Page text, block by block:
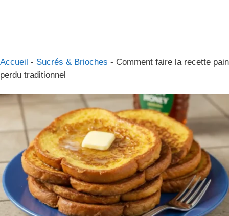
Accueil - Sucrés & Brioches - Comment faire la recette pain
perdu traditionnel